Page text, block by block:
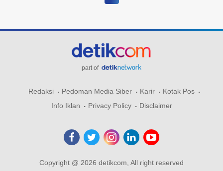
part of
Redaksi Pedoman Media Siber Karir
Kotak Pos
Info Iklan
Privacy Policy Disclaimer
Copyright @ 2026 detikcom, All right reserved